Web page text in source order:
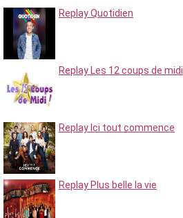
Replay Quotidien
Replay Les 12 coups de midi
Replay Ici tout commence
Replay Plus belle la vie